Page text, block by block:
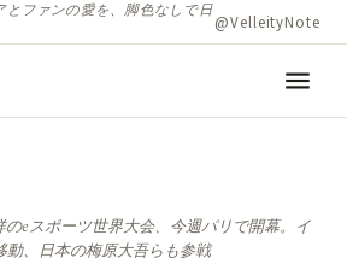
とファンの愛を、脚色なしで日
@VelleityNote
menu
のeスポーツ世界大会、今週パリで開幕。イ
動、日本の梅原大吾らも参戦